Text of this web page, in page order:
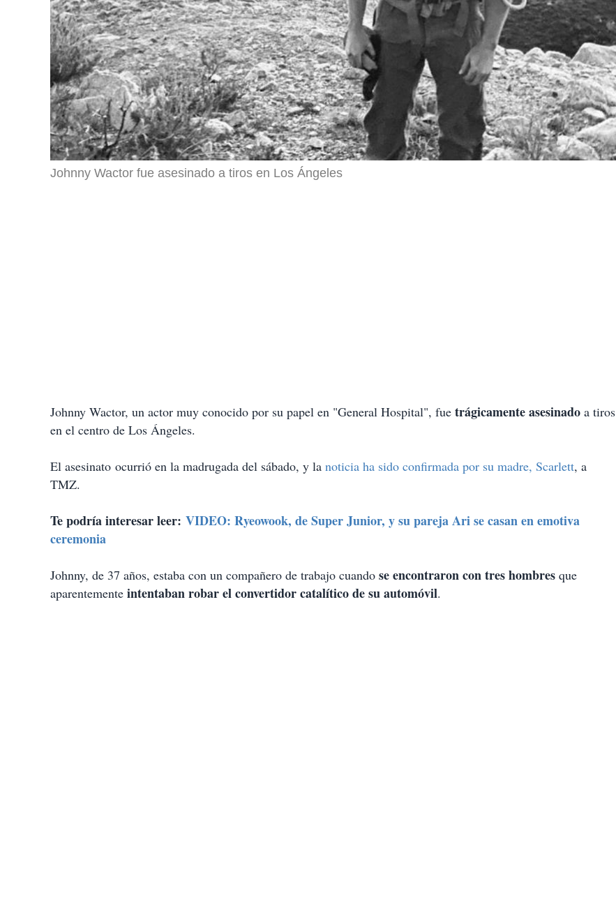
Johnny Wactor fue asesinado a tiros en Los Ángeles
Johnny Wactor, un actor muy conocido por su papel en "General Hospital", fue trágicamente asesinado a tiros
en el centro de Los Ángeles.
El asesinato ocurrió en la madrugada del sábado, y la noticia ha sido confirmada por su madre, Scarlett, a
TMZ.
Te podría interesar leer: VIDEO: Ryeowook, de Super Junior, y su pareja Ari se casan en emotiva
ceremonia
Johnny, de 37 años, estaba con un compañero de trabajo cuando se encontraron con tres hombres que
aparentemente intentaban robar el convertidor catalítico de su automóvil.